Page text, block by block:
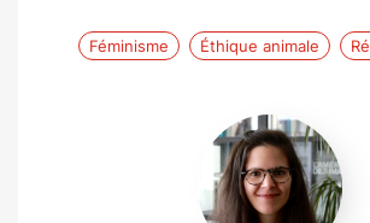
Féminisme Éthique animale
Cléa
Fortuné